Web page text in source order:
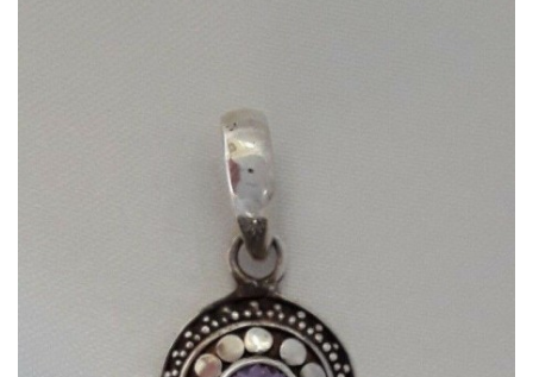
Dans mon panier